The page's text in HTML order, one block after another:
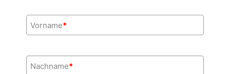
Vorname*
Nachname*